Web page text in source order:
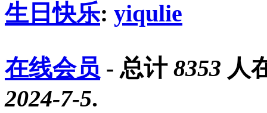
生日快乐: yiqulie
在线会员 - 总计 8353 人
2024-7-5.